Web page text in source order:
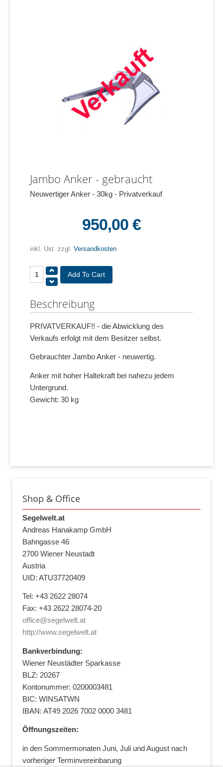
Jambo Anker - gebraucht
Neuwertiger Anker - 30kg - Privatverkauf
950,00 €
inkl. Ust. zzgl. Versandkosten
Beschreibung
PRIVATVERKAUF!! - die Abwicklung des
Verkaufs erfolgt mit dem Besitzer selbst.
Gebrauchter Jambo Anker - neuwertig.
Anker mit hoher Haltekraft bei nahezu jedem
Untergrund.
Gewicht: 30 kg
Shop & Office
Segelwelt.at
Andreas Hanakamp GmbH
Bahngasse 46
2700 Wiener Neustadt
Austria
UID: ATU37720409
Tel: +43 2622 28074
Fax: +43 2622 28074-20
office@segelwelt.at
http://www.segelwelt.at
Bankverbindung:
Wiener Neustädter Sparkasse
BLZ: 20267
Kontonummer: 0200003481
BIC: WINSATWN
IBAN: AT49 2026 7002 0000 3481
Öffnungszeiten:
in den Sommermonaten Juni, Juli und August nach
vorheriger Terminvereinbarung